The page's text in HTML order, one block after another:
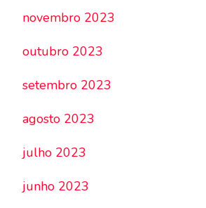
novembro 2023
outubro 2023
setembro 2023
agosto 2023
julho 2023
junho 2023